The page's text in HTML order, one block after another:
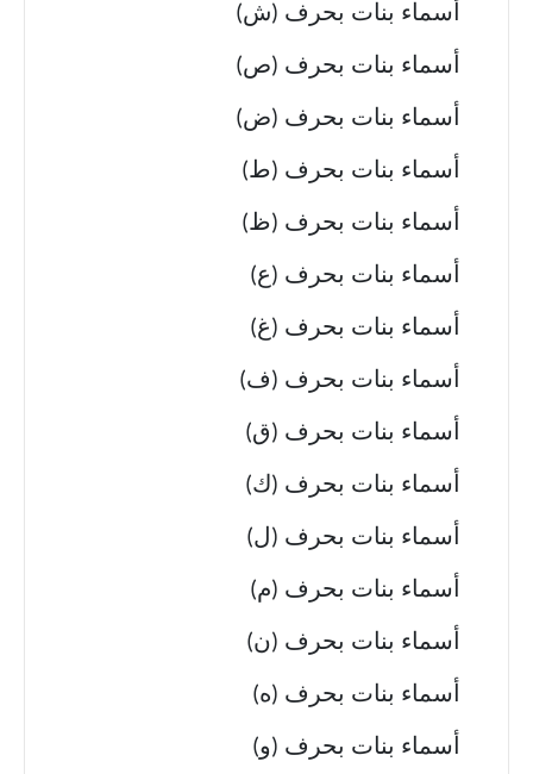
أسماء بنات بحرف (ش)
أسماء بنات بحرف (ص)
أسماء بنات بحرف (ض)
أسماء بنات بحرف (ط)
أسماء بنات بحرف (ظ)
أسماء بنات بحرف (ع)
أسماء بنات بحرف (غ)
أسماء بنات بحرف (ف)
أسماء بنات بحرف (ق)
أسماء بنات بحرف (ك)
أسماء بنات بحرف (ل)
أسماء بنات بحرف (م)
أسماء بنات بحرف (ن)
أسماء بنات بحرف (ه)
أسماء بنات بحرف (و)